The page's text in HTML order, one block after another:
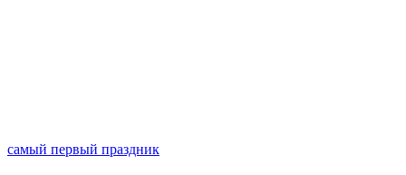
самый первый праздник